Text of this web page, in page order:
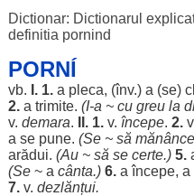
Dictionar: Dictionarul
definitia pornind
PORNÍ
vb. I. 1.a pleca, (înv.) a (se)
2.a trimite. (I-a ~ cu greula
v. demara. II. 1.v. începe. 2.
a se pune. (Se ~ să mănânce
arădui. (Au ~ să se certe.) 5.
(Se~ a cânta.) 6.aîncepe, a
7.v. dezlănțui.